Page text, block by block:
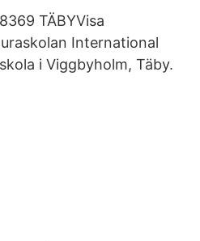
TÄBYVisa
International
i Viggbyholm, Täby.